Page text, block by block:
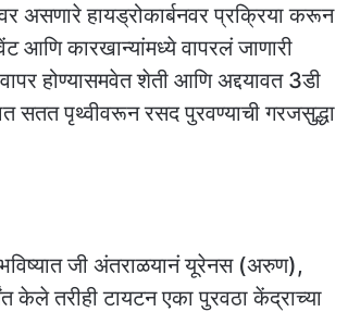
हायड्रोकार्बनवर प्रक्रिया करून
आणि कारखान्यांमध्ये वापरलं जाणारी
होण्यासमवेत शेती आणि अद्दयावत 3डी
सतत पृथ्वीवरून रसद पुरवण्याची गरजसुद्धा
जी अंतराळयानं यूरेनस (अरुण),
केले तरीही टायटन एका पुरवठा केंद्राच्या